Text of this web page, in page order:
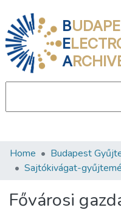
B
E
A
Communities &
Statistics
Home Budapest
Sajtókivágat-
Fővárosi